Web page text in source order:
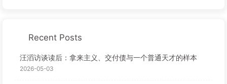
Recent Posts
汪滔访谈读后：拿来主义、交付债与一个普通天才的样本
2026-05-03